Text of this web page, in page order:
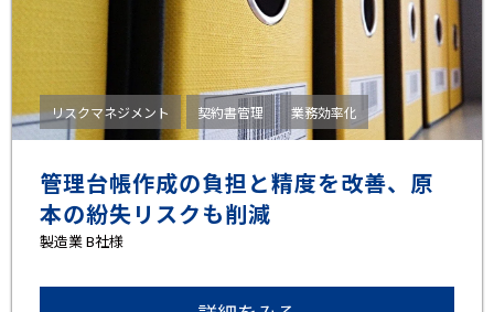
リスクマネジメント 契約書管理 業務効率化
管理台帳作成の負担と精度を改善、原
本の紛失リスクも削減
製造業 B社様